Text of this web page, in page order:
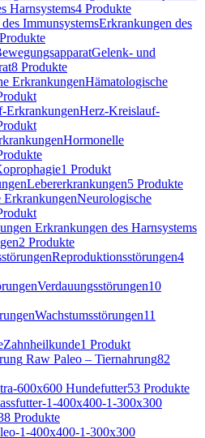
Harnsystems4 Produkte
Erkrankungen des
Gelenk- und
8 Produkte
Hämatologische
Herz-Kreislauf-
Hormonelle
1 Produkt
Lebererkrankungen5 Produkte
Neurologische
2 Produkte
Reproduktionsstörungen4
Verdauungsstörungen10
Wachstumsstörungen11
Zahnheilkunde1 Produkt
Raw Paleo – Tiernahrung82
Hundefutter53 Produkte
Produkte